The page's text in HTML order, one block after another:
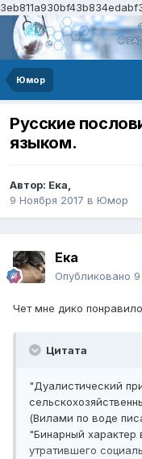
Юмор
Русские
языком.
Автор: Ека,
9 Ноября 2017 в Юмор
Ека
Опубликовано
Чет мне дико
Цитата
"Дуалистический
(Вилами по воде
"Бинарный
утратившего